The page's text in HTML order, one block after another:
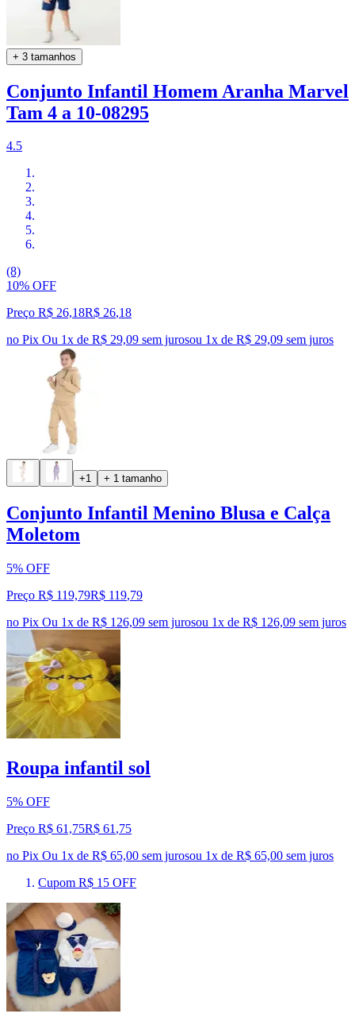
+ 3 tamanhos
Conjunto Infantil Homem Aranha Marvel
Tam 4 a 10-08295
4.5
(8)
10% OFF
Preço R$ 26,18R$ 26,18
no Pix Ou 1x de R$ 29,09 sem jurosou 1x de R$ 29,09 sem juros
+1 + 1 tamanho
Conjunto Infantil Menino Blusa e Calça
Moletom
5% OFF
Preço R$ 119,79R$ 119,79
no Pix Ou 1x de R$ 126,09 sem jurosou 1x de R$ 126,09 sem juros
Roupa infantil sol
5% OFF
Preço R$ 61,75R$ 61 ,75
no Pix Ou 1x de R$ 65,00 sem jurosou 1x de R$ 65,00 sem juros
Cupom R$ 15 OFF